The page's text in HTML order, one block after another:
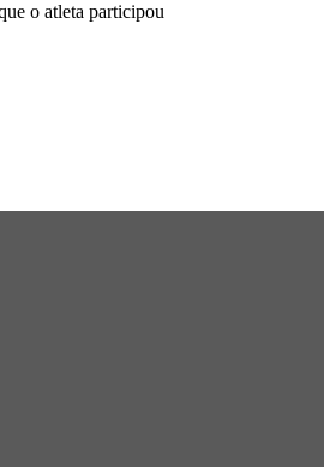
o atleta participou